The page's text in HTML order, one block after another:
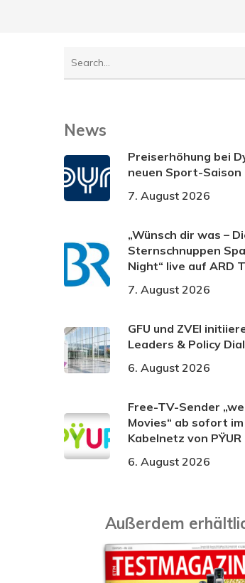
News
Preiserhöhung bei
neuen Sport-Saison
7. August 2026
„Wünsch dir was –
Sternschnuppen
Night“ live auf ARD
7. August 2026
GFU und ZVEI
Leaders & Policy
6. August 2026
Free-TV-Sender
Movies“ ab sofort im
Kabelnetz von PŸUR
6. August 2026
Außerdem